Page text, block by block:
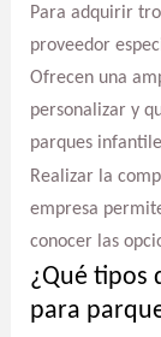
Para adquirir
proveedor
Ofrecen una
personalizar y
parques
Realizar la
empresa
conocer las
¿Qué tipos
para